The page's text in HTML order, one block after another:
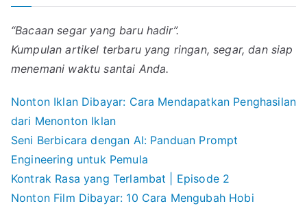
“Bacaan segar yang baru hadir”.
Kumpulan artikel terbaru yang ringan, segar, dan siap
menemani waktu santai Anda.
Nonton Iklan Dibayar: Cara Mendapatkan Penghasilan
dari Menonton Iklan
Seni Berbicara dengan AI: Panduan Prompt
Engineering untuk Pemula
Kontrak Rasa yang Terlambat | Episode 2
Nonton Film Dibayar: 10 Cara Mengubah Hobi